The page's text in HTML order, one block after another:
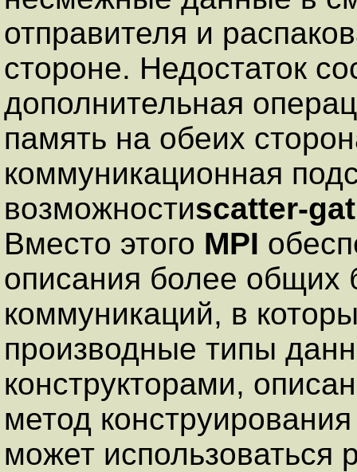
отправителя и
стороне. Недостаток
дополнительная
память на обеих
коммуникационная
возможностиscatter-
Вместо этого MPI
описания более
коммуникаций, в
производные типы
конструкторами,
метод
может использоваться